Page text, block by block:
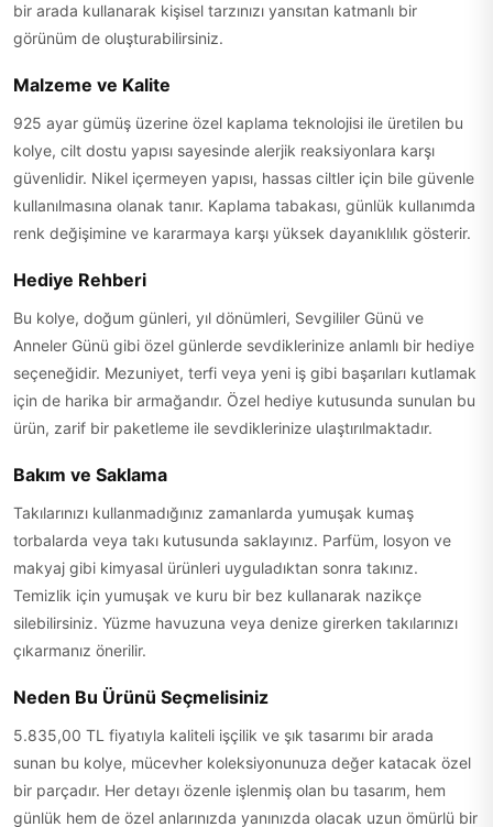
bir arada kullanarak kişisel tarzınızı yansıtan katmanlı bir
görünüm de oluşturabilirsiniz.
Malzeme ve Kalite
925 ayar gümüş üzerine özel kaplama teknolojisi ile üretilen bu
kolye, cilt dostu yapısı sayesinde alerjik reaksiyonlara karşı
güvenlidir. Nikel içermeyen yapısı, hassas ciltler için bile güvenle
kullanılmasına olanak tanır. Kaplama tabakası, günlük kullanımda
renk değişimine ve kararmaya karşı yüksek dayanıklılık gösterir.
Hediye Rehberi
Bu kolye, doğum günleri, yıl dönümleri, Sevgililer Günü ve
Anneler Günü gibi özel günlerde sevdiklerinize anlamlı bir hediye
seçeneğidir. Mezuniyet, terfi veya yeni iş gibi başarıları kutlamak
için de harika bir armağandır. Özel hediye kutusunda sunulan bu
ürün, zarif bir paketleme ile sevdiklerinize ulaştırılmaktadır.
Bakım ve Saklama
Takılarınızı kullanmadığınız zamanlarda yumuşak kumaş
torbalarda veya takı kutusunda saklayınız. Parfüm, losyon ve
makyaj gibi kimyasal ürünleri uyguladıktan sonra takınız.
Temizlik için yumuşak ve kuru bir bez kullanarak nazikçe
silebilirsiniz. Yüzme havuzuna veya denize girerken takılarınızı
çıkarmanız önerilir.
Neden Bu Ürünü Seçmelisiniz
5.835,00 TL fiyatıyla kaliteli işçilik ve şık tasarımı bir arada
sunan bu kolye, mücevher koleksiyonunuza değer katacak özel
bir parçadır. Her detayı özenle işlenmiş olan bu tasarım, hem
günlük hem de özel anlarınızda yanınızda olacak uzun ömürlü bir